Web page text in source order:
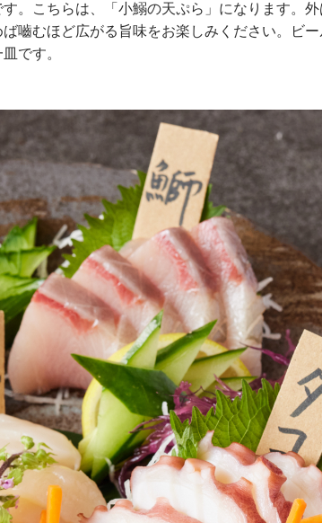
。こちらは、「 小鰯の天ぷら 」になります。 外
嚙むほど広がる旨味をお楽しみください。ビー
です。